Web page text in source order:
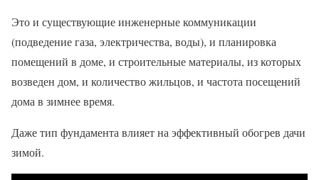
Это и существующие инженерные коммуникации
(подведение газа, электричества, воды), и планировка
помещений в доме, и строительные материалы, из которых
возведен дом, и количество жильцов, и частота посещений
дома в зимнее время.
Даже тип фундамента влияет на эффективный обогрев дачи
зимой.